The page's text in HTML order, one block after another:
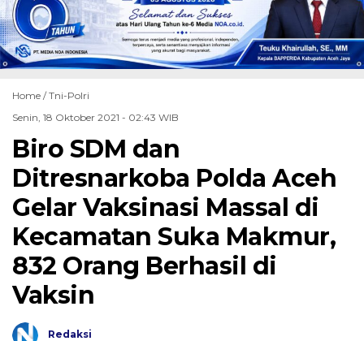
Home /Tni-Polri
Senin, 18 Oktober 2021 - 02:43 WIB
Biro SDM dan
Ditresnarkoba Polda Aceh
Gelar Vaksinasi Massal di
Kecamatan Suka Makmur,
832 Orang Berhasil di
Vaksin
Redaksi